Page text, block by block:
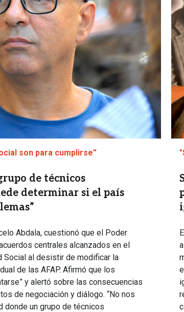
son para cumplirse”
de técnicos
determinar si el país
Abdala, cuestionó que el Poder
centrales alcanzados en el
Social al desistir de modificar la
de las AFAP. Afirmó que los
y alertó sobre las consecuencias
de negociación y diálogo. “No nos
donde un grupo de técnicos